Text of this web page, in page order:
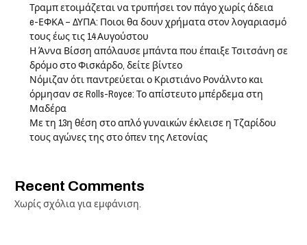
Τραμπ ετοιμάζεται να τρυπήσει τον πάγο χωρίς άδεια
e-ΕΦΚΑ – ΔΥΠΑ: Ποιοι θα δουν χρήματα στον λογαριασμό
τους έως τις 14 Αυγούστου
Η Άννα Βίσση απόλαυσε μπάντα που έπαιξε Τσιτσάνη σε
δρόμο στο Φισκάρδο, δείτε βίντεο
Νόμιζαν ότι παντρεύεται ο Κριστιάνο Ρονάλντο και
όρμησαν σε Rolls-Royce: Το απίστευτο μπέρδεμα στη
Μαδέρα
Με τη 13η θέση στο απλό γυναικών έκλεισε η Τζαρίδου
τους αγώνες της στο όπεν της Λετονίας
Recent Comments
Χωρίς σχόλια για εμφάνιση.